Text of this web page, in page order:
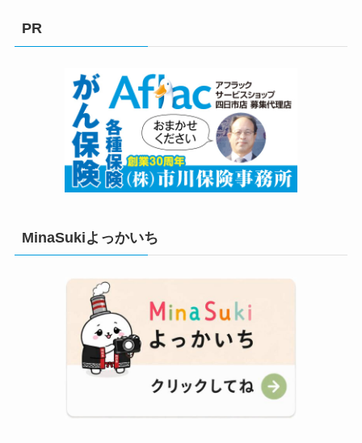
PR
MinaSukiよっかいち